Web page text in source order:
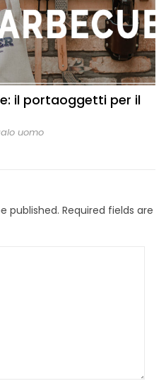
il portaoggetti per il
uomo
published. Required fields are